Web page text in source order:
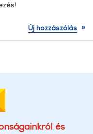
Új hozzászólás »
és